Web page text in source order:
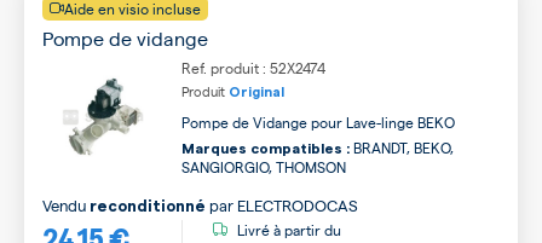
Aide en visio incluse
Pompe de vidange
Ref. produit : 52X2474
Produit Original
Pompe de Vidange pour Lave-linge BEKO
Marques compatibles : BRANDT, BEKO,
SANGIORGIO, THOMSON
Vendu reconditionné par ELECTRODOCAS
Livré à partir du